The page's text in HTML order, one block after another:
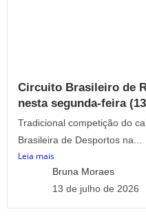
Circuito Brasileiro de
nesta segunda-feira
Tradicional competição do
Brasileira de Desportos na...
Leia mais
Bruna Moraes
13 de julho de 2026